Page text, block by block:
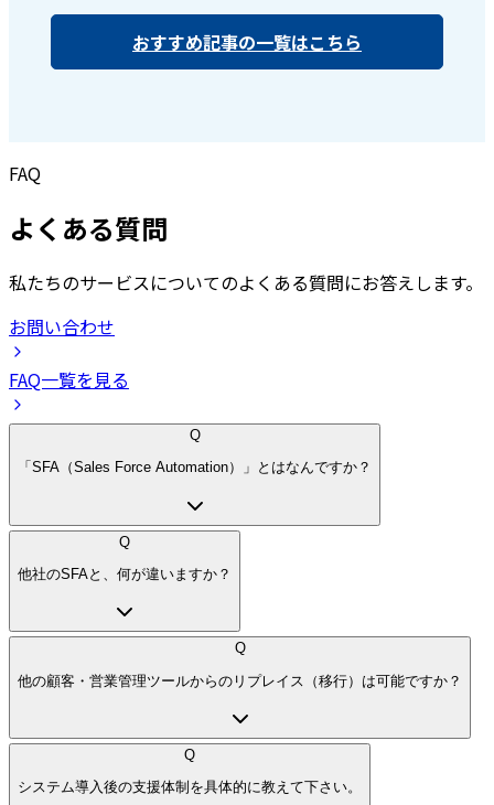
おすすめ記事の一覧はこちら
FAQ
よくある質問
私たちのサービスについてのよくある質問にお答えします。
お問い合わせ
FAQ一覧を見る
Q
「SFA（Sales Force Automation）」とはなんですか？
Q
他社のSFAと、何が違いますか？
Q
他の顧客・営業管理ツールからのリプレイス（移行）は可能ですか？
Q
システム導入後の支援体制を具体的に教えて下さい。